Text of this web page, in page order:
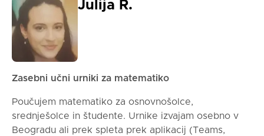
Julija R.
Zasebni učni urniki za matematiko
Poučujem matematiko za osnovnošolce,
srednješolce in študente. Urnike izvajam osebno v
Beogradu ali prek spleta prek aplikacij (Teams,